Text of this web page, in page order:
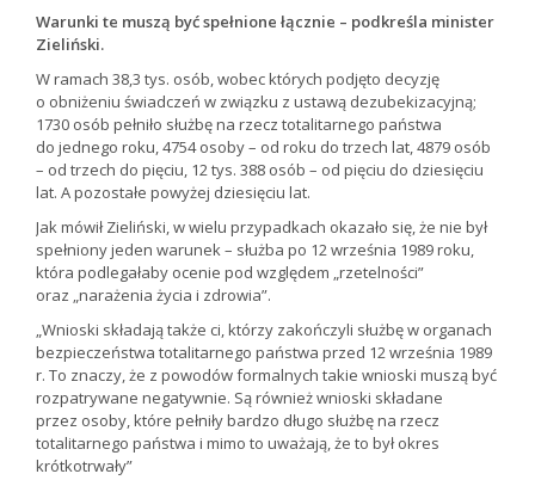
Warunki te muszą być spełnione łącznie – podkreśla minister
Zieliński.
W ramach 38,3 tys. osób, wobec których podjęto decyzję
o obniżeniu świadczeń w związku z ustawą dezubekizacyjną;
1730 osób pełniło służbę na rzecz totalitarnego państwa
do jednego roku, 4754 osoby – od roku do trzech lat, 4879 osób
– od trzech do pięciu, 12 tys. 388 osób – od pięciu do dziesięciu
lat. A pozostałe powyżej dziesięciu lat.
Jak mówił Zieliński, w wielu przypadkach okazało się, że nie był
spełniony jeden warunek – służba po 12 września 1989 roku,
która podlegałaby ocenie pod względem „rzetelności”
oraz „narażenia życia i zdrowia”.
„Wnioski składają także ci, którzy zakończyli służbę w organach
bezpieczeństwa totalitarnego państwa przed 12 września 1989
r. To znaczy, że z powodów formalnych takie wnioski muszą być
rozpatrywane negatywnie. Są również wnioski składane
przez osoby, które pełniły bardzo długo służbę na rzecz
totalitarnego państwa i mimo to uważają, że to był okres
krótkotrwały”